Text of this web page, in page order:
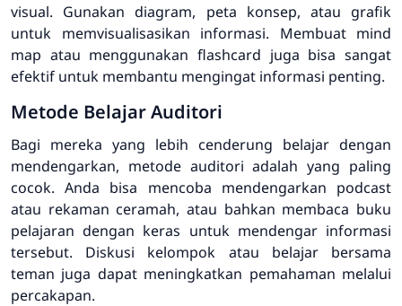
visual. Gunakan diagram, peta konsep, atau grafik
untuk memvisualisasikan informasi. Membuat mind
map atau menggunakan flashcard juga bisa sangat
efektif untuk membantu mengingat informasi penting.
Metode Belajar Auditori
Bagi mereka yang lebih cenderung belajar dengan
mendengarkan, metode auditori adalah yang paling
cocok. Anda bisa mencoba mendengarkan podcast
atau rekaman ceramah, atau bahkan membaca buku
pelajaran dengan keras untuk mendengar informasi
tersebut. Diskusi kelompok atau belajar bersama
teman juga dapat meningkatkan pemahaman melalui
percakapan.